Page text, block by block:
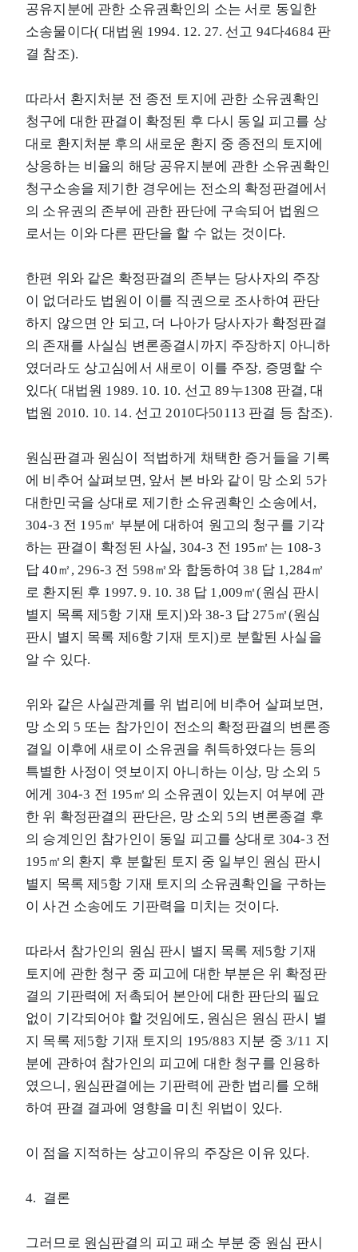
공유지분에 관한 소유권확인의 소는 서로 동일한
소송물이다( 대법원 1994. 12. 27. 선고 94다4684 판
결 참조).
따라서 환지처분 전 종전 토지에 관한 소유권확인
청구에 대한 판결이 확정된 후 다시 동일 피고를 상
대로 환지처분 후의 새로운 환지 중 종전의 토지에
상응하는 비율의 해당 공유지분에 관한 소유권확인
청구소송을 제기한 경우에는 전소의 확정판결에서
의 소유권의 존부에 관한 판단에 구속되어 법원으
로서는 이와 다른 판단을 할 수 없는 것이다.
한편 위와 같은 확정판결의 존부는 당사자의 주장
이 없더라도 법원이 이를 직권으로 조사하여 판단
하지 않으면 안 되고, 더 나아가 당사자가 확정판결
의 존재를 사실심 변론종결시까지 주장하지 아니하
였더라도 상고심에서 새로이 이를 주장, 증명할 수
있다( 대법원 1989. 10. 10. 선고 89누1308 판결, 대
법원 2010. 10. 14. 선고 2010다50113 판결 등 참조).
원심판결과 원심이 적법하게 채택한 증거들을 기록
에 비추어 살펴보면, 앞서 본 바와 같이 망 소외 5가
대한민국을 상대로 제기한 소유권확인 소송에서,
304-3 전 195㎡ 부분에 대하여 원고의 청구를 기각
하는 판결이 확정된 사실, 304-3 전 195㎡는 108-3
답 40㎡, 296-3 전 598㎡와 합동하여 38 답 1,284㎡
로 환지된 후 1997. 9. 10. 38 답 1,009㎡(원심 판시
별지 목록 제5항 기재 토지)와 38-3 답 275㎡(원심
판시 별지 목록 제6항 기재 토지)로 분할된 사실을
알 수 있다.
위와 같은 사실관계를 위 법리에 비추어 살펴보면,
망 소외 5 또는 참가인이 전소의 확정판결의 변론종
결일 이후에 새로이 소유권을 취득하였다는 등의
특별한 사정이 엿보이지 아니하는 이상, 망 소외 5
에게 304-3 전 195㎡의 소유권이 있는지 여부에 관
한 위 확정판결의 판단은, 망 소외 5의 변론종결 후
의 승계인인 참가인이 동일 피고를 상대로 304-3 전
195㎡의 환지 후 분할된 토지 중 일부인 원심 판시
별지 목록 제5항 기재 토지의 소유권확인을 구하는
이 사건 소송에도 기판력을 미치는 것이다.
따라서 참가인의 원심 판시 별지 목록 제5항 기재
토지에 관한 청구 중 피고에 대한 부분은 위 확정판
결의 기판력에 저촉되어 본안에 대한 판단의 필요
없이 기각되어야 할 것임에도, 원심은 원심 판시 별
지 목록 제5항 기재 토지의 195/883 지분 중 3/11 지
분에 관하여 참가인의 피고에 대한 청구를 인용하
였으니, 원심판결에는 기판력에 관한 법리를 오해
하여 판결 결과에 영향을 미친 위법이 있다.
이 점을 지적하는 상고이유의 주장은 이유 있다.
4. 결론
그러므로 원심판결의 피고 패소 부분 중 원심 판시